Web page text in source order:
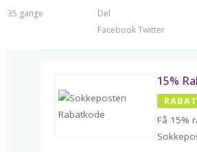
gange
Del
FacebookTwitter
15%
Få 15%